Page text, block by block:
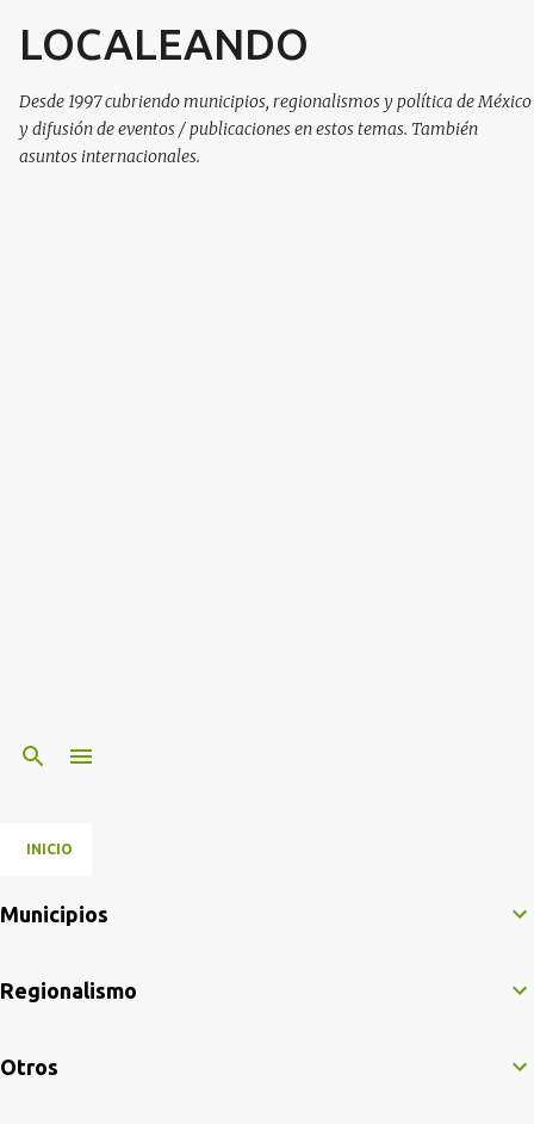
Ir al contenido principal
LOCALEANDO
Desde 1997 cubriendo municipios, regionalismos y política de México
y difusión de eventos / publicaciones en estos temas. También
asuntos internacionales.
INICIO
Municipios
Regionalismo
Otros